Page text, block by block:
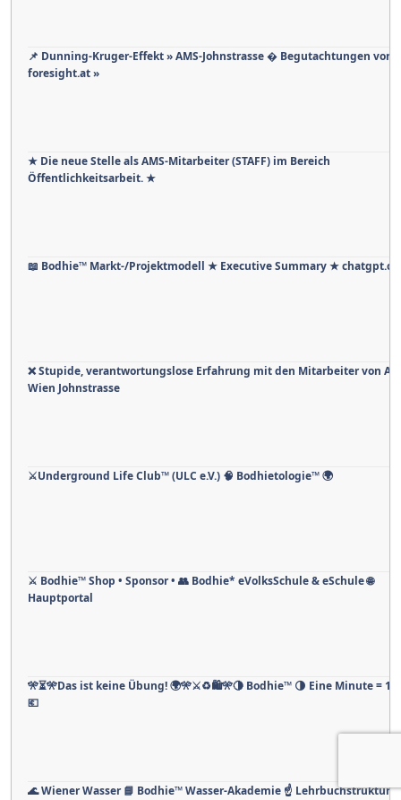
📌 Dunning-Kruger-Effekt » AMS‑Johnstrasse � Begutachtungen von
foresight.at »
★ Die neue Stelle als AMS-Mitarbeiter (STAFF) im Bereich
Öffentlichkeitsarbeit. ★
📖 Bodhie™ Markt-/Projektmodell ★ Executive Summary ★
❌ Stupide, verantwortungslose Erfahrung mit den Mitarbeiter von
Wien Johnstrasse
⚔️Underground Life Club™ (ULC e.V.) 🧠 Bodhietologie™ 🌍
⚔ Bodhie™ Shop • Sponsor • 👥 Bodhie* eVolksSchule & eSchule 🌐
Hauptportal
🎌⏳🎌Das ist keine Übung! 🌍🎌⚔️♻️🛍️🎌🌗 Bodhie™ 🌗 Eine Minute = 1
💶
🌊 Wiener Wasser 📘 Bodhie™ Wasser-Akademie ☝ Lehrbuchstruktur